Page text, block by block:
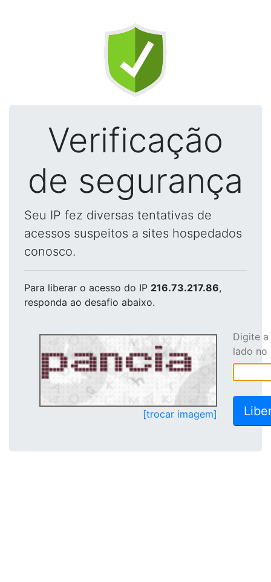
Verificação
de segurança
Seu IP fez diversas tentativas de
acessos suspeitos a sites hospedados
conosco.
Para liberar o acesso do IP 216.73.217.86,
responda ao desafio abaixo.
[trocar imagem]
Digite
lado no